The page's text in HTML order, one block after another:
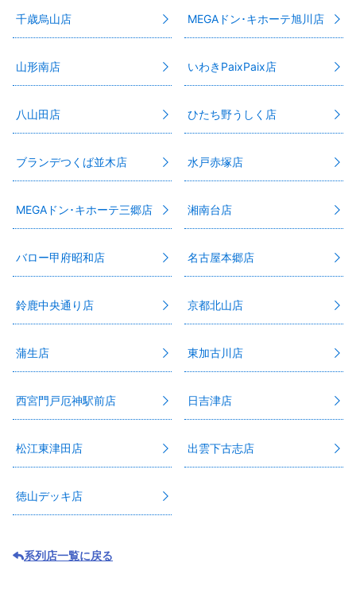
千歳烏山店 MEGAドン･キホーテ旭川店
山形南店 いわきPaixPaix店
八山田店 ひたち野うしく店
ブランデつくば並木店 水戸赤塚店
MEGAドン･キホーテ三郷店 湘南台店
バロー甲府昭和店 名古屋本郷店
鈴鹿中央通り店 京都北山店
蒲生店 東加古川店
西宮門戸厄神駅前店 日吉津店
松江東津田店 出雲下古志店
徳山デッキ店
系列店一覧に戻る